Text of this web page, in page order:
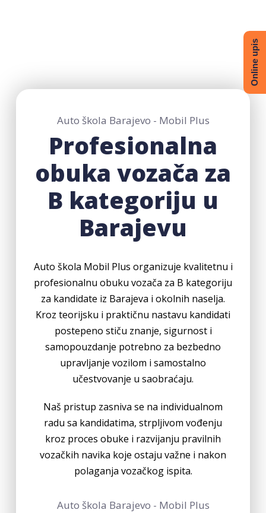
Auto škola Barajevo - Mobil Plus
Profesionalna
obuka vozača za
B kategoriju u
Barajevu
Auto škola Mobil Plus organizuje kvalitetnu i
profesionalnu obuku vozača za B kategoriju
za kandidate iz Barajeva i okolnih naselja.
Kroz teorijsku i praktičnu nastavu kandidati
postepeno stiču znanje, sigurnost i
samopouzdanje potrebno za bezbedno
upravljanje vozilom i samostalno
učestvovanje u saobraćaju.
Naš pristup zasniva se na individualnom
radu sa kandidatima, strpljivom vođenju
kroz proces obuke i razvijanju pravilnih
vozačkih navika koje ostaju važne i nakon
polaganja vozačkog ispita.
Auto škola Barajevo - Mobil Plus
Online upis